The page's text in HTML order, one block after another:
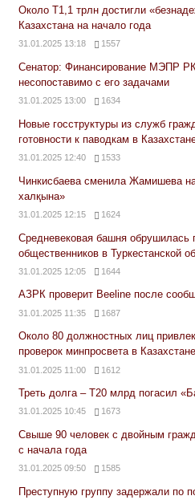
Около Т1,1 трлн достигли
Казахстана на начало года
31.01.2025 13:18 1557
Сенатор: Финансирование МЭПР
несопоставимо с его задачами
31.01.2025 13:00 1634
Новые госструктуры из служб
готовности к паводкам в
31.01.2025 12:40 1533
Чинкисбаева сменила Жамишева
халқына»
31.01.2025 12:15 1624
Средневековая башня обрушилась
общественников в Туркестанской
31.01.2025 12:05 1644
АЗРК проверит Beeline после
31.01.2025 11:35 1687
Около 80 должностных лиц
проверок минпросвета в Казахстане
31.01.2025 11:00 1612
Треть долга – Т20 млрд погасил
31.01.2025 10:45 1673
Свыше 90 человек с двойным
с начала года
31.01.2025 09:50 1585
Преступную группу задержали по